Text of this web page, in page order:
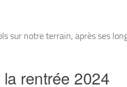
sur notre terrain, après ses
rentrée 2024